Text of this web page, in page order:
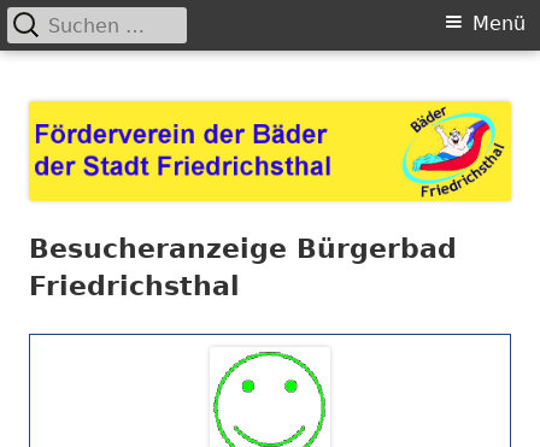
zum
Inhalt
Stadt Friedrichsthal
Primäres
Menü
Suchen
nach:
Besucheranzeige Bürgerbad
Friedrichsthal